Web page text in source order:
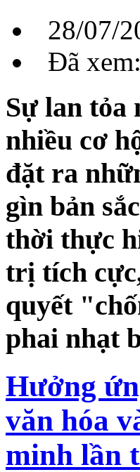
28/07/
Đã
Sự lan tỏa
nhiều cơ
đặt ra
gìn bản
thời thực
trị tích
quyết
phai nhạt
Hưởng
văn hóa
minh lần